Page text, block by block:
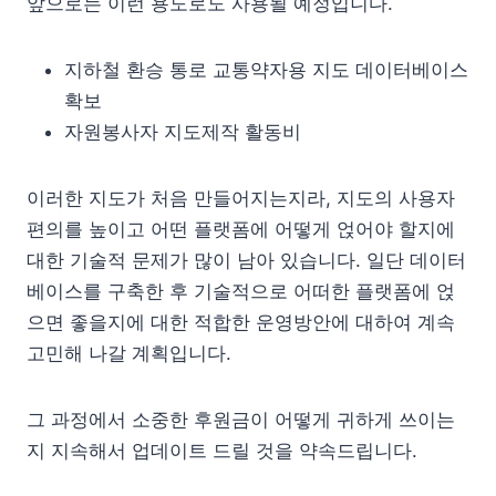
지하철 환승 통로 교통약자용 지도 데이터베이스
확보
자원봉사자 지도제작 활동비
이러한 지도가 처음 만들어지는지라, 지도의 사용자
편의를 높이고 어떤 플랫폼에 어떻게 얹어야 할지에
대한 기술적 문제가 많이 남아 있습니다. 일단 데이터
베이스를 구축한 후 기술적으로 어떠한 플랫폼에 얹
으면 좋을지에 대한 적합한 운영방안에 대하여 계속
고민해 나갈 계획입니다.
그 과정에서 소중한 후원금이 어떻게 귀하게 쓰이는
지 지속해서 업데이트 드릴 것을 약속드립니다.